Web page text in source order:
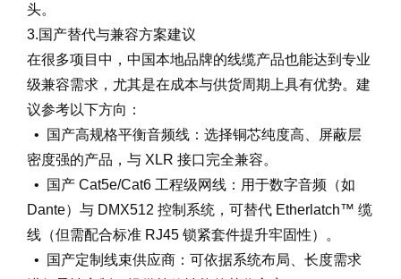
头。
3.国产替代与兼容方案建议
在很多项目中，中国本地品牌的线缆产品也能达到专业
级兼容需求，尤其是在成本与供货周期上具有优势。建
议参考以下方向：
• 国产高规格平衡音频线：选择铜芯纯度高、屏蔽层
密度强的产品，与 XLR 接口完全兼容。
• 国产 Cat5e/Cat6 工程级网线：用于数字音频（如
Dante）与 DMX512 控制系统，可替代 Etherlatch™ 缆
线（但需配合标准 RJ45 锁紧套件提升牢固性）。
• 国产定制线束供应商：可依据系统布局、长度需求